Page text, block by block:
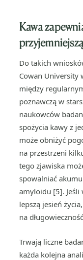
Kawa
Do takich
Cowan University
między
poznawczą w
naukowców
spożycia kawy z
może obniżyć
na przestrzeni
tego zjawiska
spowalniać
amyloidu [5]. Jeśli
lepszą jesień
na
Trwają liczne
każda kolejna